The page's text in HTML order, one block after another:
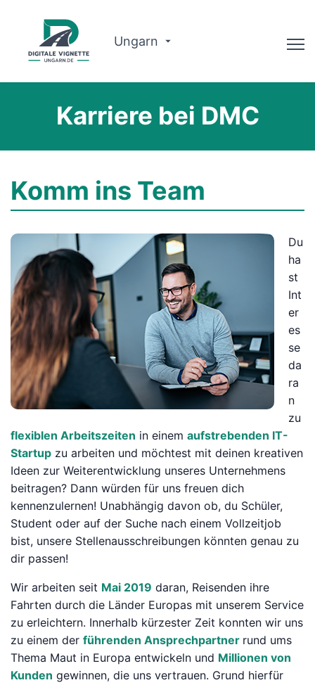
Ungarn
Warum wir?
Deutsch
Vignette kaufen
Karriere bei DMC
Komm ins Team
Du
ha
st
Int
er
es
se
da
ra
n
zu
flexiblen Arbeitszeiten in einem aufstrebenden IT-
Startup zu arbeiten und möchtest mit deinen kreativen
Ideen zur Weiterentwicklung unseres Unternehmens
beitragen? Dann würden für uns freuen dich
kennenzulernen! Unabhängig davon ob, du Schüler,
Student oder auf der Suche nach einem Vollzeitjob
bist, unsere Stellenausschreibungen könnten genau zu
dir passen!
Wir arbeiten seit Mai 2019 daran, Reisenden ihre
Fahrten durch die Länder Europas mit unserem Service
zu erleichtern. Innerhalb kürzester Zeit konnten wir uns
zu einem der führenden Ansprechpartner rund ums
Thema Maut in Europa entwickeln und Millionen von
Kunden gewinnen, die uns vertrauen. Grund hierfür